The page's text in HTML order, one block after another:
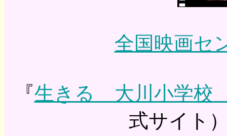
全国映画セ
『生きる 大川小学校
式サイト